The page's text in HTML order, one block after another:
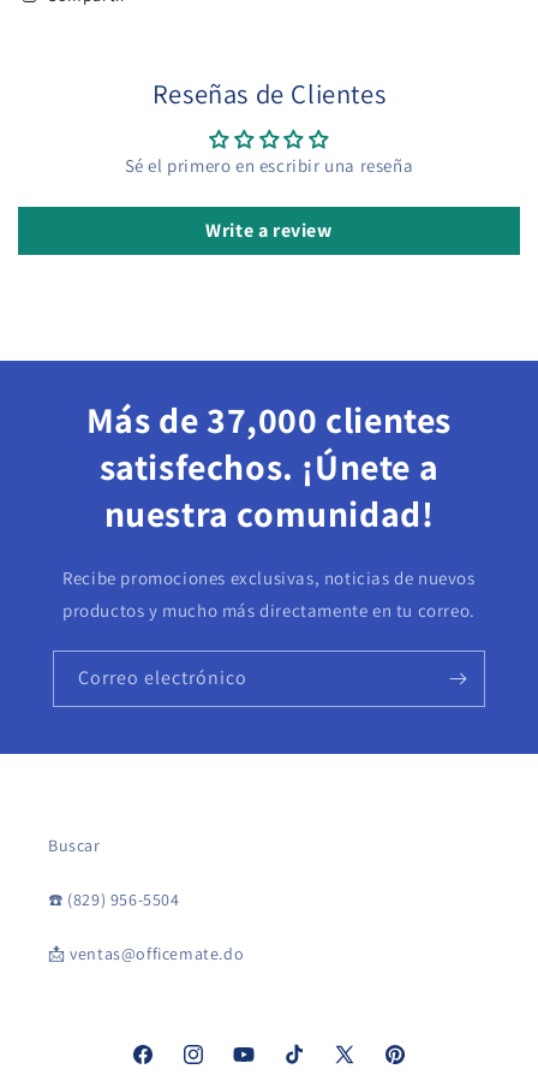
Reseñas de Clientes
Sé el primero en escribir una reseña
Write a review
Más de 37,000 clientes
satisfechos. ¡Únete a
nuestra comunidad!
Recibe promociones exclusivas, noticias de nuevos
productos y mucho más directamente en tu correo.
Correo electrónico
Buscar
☎️ (829) 956-5504
📩 ventas@officemate.do
FacebookInstagramYouTubeTikTok X Pinterest